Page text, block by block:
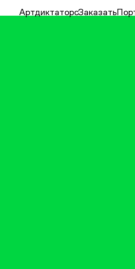
АртдиктаторсЗаказать